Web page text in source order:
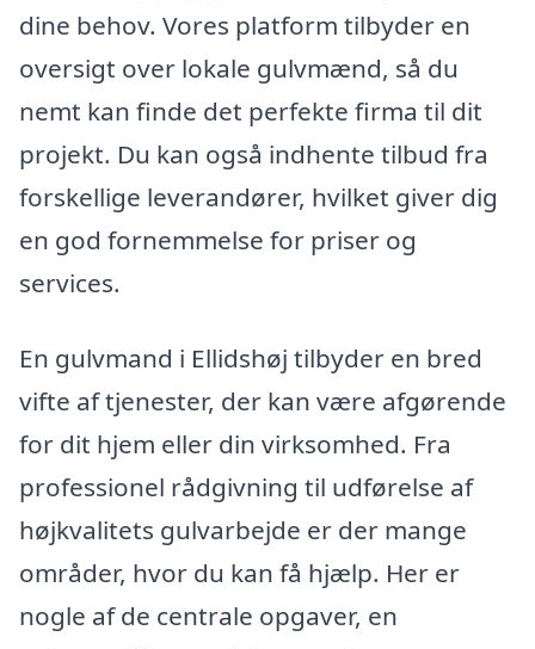
dine behov. Vores platform tilbyder en
oversigt over lokale gulvmænd, så du
nemt kan finde det perfekte firma til dit
projekt. Du kan også indhente tilbud fra
forskellige leverandører, hvilket giver dig
en god fornemmelse for priser og
services.
En gulvmand i Ellidshøj tilbyder en bred
vifte af tjenester, der kan være afgørende
for dit hjem eller din virksomhed. Fra
professionel rådgivning til udførelse af
højkvalitets gulvarbejde er der mange
områder, hvor du kan få hjælp. Her er
nogle af de centrale opgaver, en